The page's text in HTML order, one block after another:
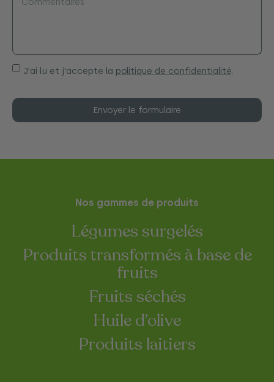
J'ai lu et j'accepte la politique de confidentialité.
Envoyer le formulaire
Nos gammes de produits
Légumes surgelés
Produits transformés à base de
fruits
Fruits séchés
Huile d’olive
Produits laitiers